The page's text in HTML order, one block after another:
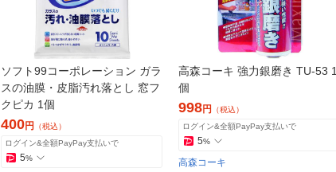
ソフト99コーポレーション ガラ
スの油膜・皮脂汚れ落とし 窓フ
クピカ 1個
400円 （税込）
ログイン&全額PayPay支払いで
5%
高森コーキ 強力銀磨き TU-53 1
個
998円 （税込）
ログイン&全額PayPay支払いで
5%
高森コーキ